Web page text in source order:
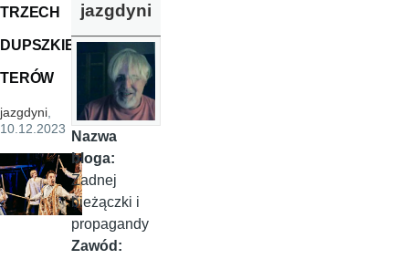
TRZECH
DUPSZKIE
TERÓW
jazgdyni,
10.12.2023
jazgdyni
Nazwa
bloga:
Żadnej
bieżączki i
propagandy
Zawód: